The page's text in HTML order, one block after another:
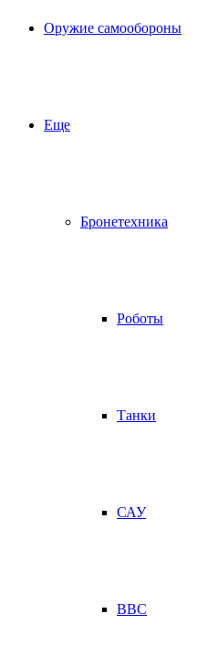
Оружие самообороны
Еще
Бронетехника
Роботы
Танки
САУ
ВВС